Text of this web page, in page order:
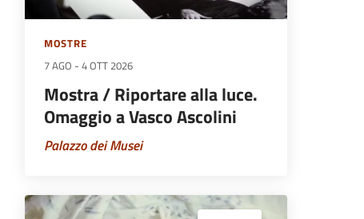
MOSTRE
7 AGO - 4 OTT 2026
Mostra / Riportare alla luce.
Omaggio a Vasco Ascolini
Palazzo dei Musei